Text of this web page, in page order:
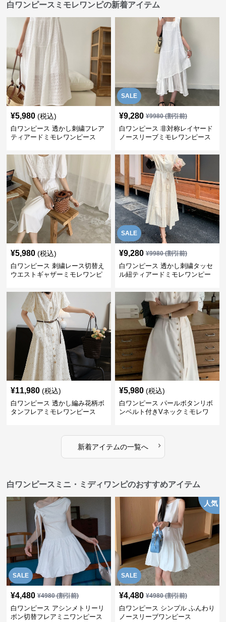
白ワンピースミモレワンピの新着アイテム
¥5,980 (税込)
白ワンピース 透かし刺繍フレア
ティアードミモレワンピース
SALE
¥9,280 ¥9980(割引前)
白ワンピース 非対称レイヤード
ノースリーブミモレワンピース
¥5,980 (税込)
白ワンピース 刺繍レース切替え
ウエストギャザーミモレワンピ
SALE
¥9,280 ¥9980(割引前)
白ワンピース 透かし刺繍タッセ
ル紐ティアードミモレワンピー
¥11,980 (税込)
白ワンピース 透かし編み花柄ボ
タンフレアミモレワンピース
¥5,980 (税込)
白ワンピース パールボタンリボ
ンベルト付きVネックミモレワ
新着アイテムの一覧へ ›
白ワンピースミニ・ミディワンピのおすすめアイテム
SALE
¥4,480 ¥4980(割引前)
白ワンピース アシンメトリーリ
ボン切替フレアミニワンピース
SALE
人気
¥4,480 ¥4980(割引前)
白ワンピース シンプル ふんわり
ノースリーブワンピース